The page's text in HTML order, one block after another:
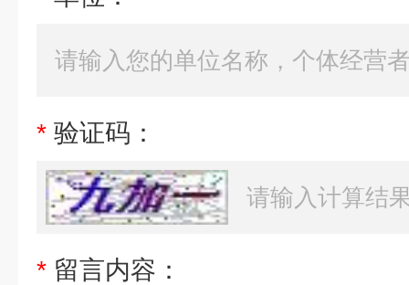
* 验证码：
* 留言内容：